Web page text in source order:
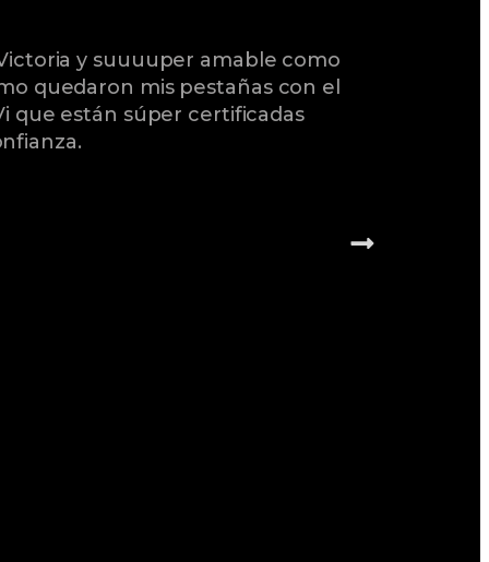
y suuuuper amable como
quedaron mis pestañas con el
que están súper certificadas